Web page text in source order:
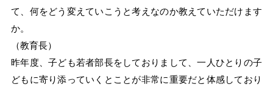
て、何をどう変えていこうと考えなのか教えていただけます
か。
（教育長）
昨年度、子ども若者部長をしておりまして、一人ひとりの子
どもに寄り添っていくとことが非常に重要だと体感しており